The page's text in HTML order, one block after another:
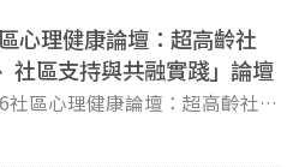
心理健康論壇：超高齡社
社區支持與共融實踐」論壇
區心理健康論壇：超高齡社
與共融實踐」 【日期】